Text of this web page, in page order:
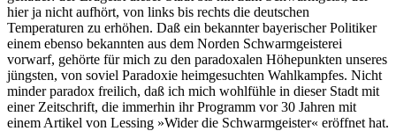
hier ja nicht aufhört, von links bis rechts die deutschen
Temperaturen zu erhöhen. Daß ein bekannter bayerischer Politiker
einem ebenso bekannten aus dem Norden Schwarmgeisterei
vorwarf, gehörte für mich zu den paradoxalen Höhepunkten unseres
jüngsten, von soviel Paradoxie heimgesuchten Wahlkampfes. Nicht
minder paradox freilich, daß ich mich wohlfühle in dieser Stadt mit
einer Zeitschrift, die immerhin ihr Programm vor 30 Jahren mit
einem Artikel von Lessing »Wider die Schwarmgeister« eröffnet hat.